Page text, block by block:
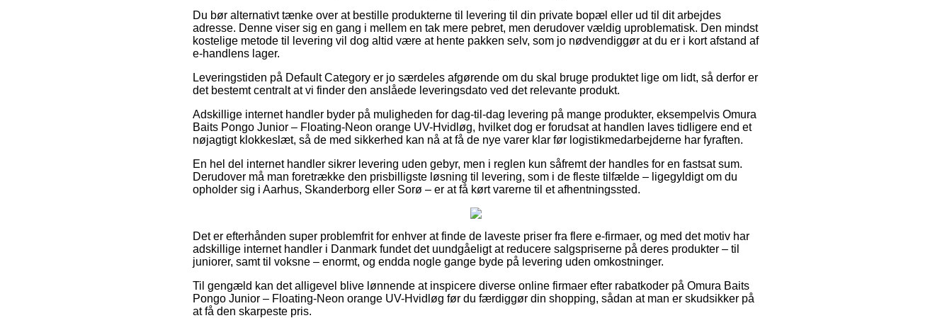
Du bør alternativt tænke over at bestille produkterne til levering til din private bopæl eller ud til dit arbejdes
adresse. Denne viser sig en gang i mellem en tak mere pebret, men derudover vældig uproblematisk. Den mindst
kostelige metode til levering vil dog altid være at hente pakken selv, som jo nødvendiggør at du er i kort afstand af
e-handlens lager.
Leveringstiden på Default Category er jo særdeles afgørende om du skal bruge produktet lige om lidt, så derfor er
det bestemt centralt at vi finder den anslåede leveringsdato ved det relevante produkt.
Adskillige internet handler byder på muligheden for dag-til-dag levering på mange produkter, eksempelvis Omura
Baits Pongo Junior – Floating-Neon orange UV-Hvidløg, hvilket dog er forudsat at handlen laves tidligere end et
nøjagtigt klokkeslæt, så de med sikkerhed kan nå at få de nye varer klar før logistikmedarbejderne har fyraften.
En hel del internet handler sikrer levering uden gebyr, men i reglen kun såfremt der handles for en fastsat sum.
Derudover må man foretrække den prisbilligste løsning til levering, som i de fleste tilfælde – ligegyldigt om du
opholder sig i Aarhus, Skanderborg eller Sorø – er at få kørt varerne til et afhentningssted.
Det er efterhånden super problemfrit for enhver at finde de laveste priser fra flere e-firmaer, og med det motiv har
adskillige internet handler i Danmark fundet det uundgåeligt at reducere salgspriserne på deres produkter – til
juniorer, samt til voksne – enormt, og endda nogle gange byde på levering uden omkostninger.
Til gengæld kan det alligevel blive lønnende at inspicere diverse online firmaer efter rabatkoder på Omura Baits
Pongo Junior – Floating-Neon orange UV-Hvidløg før du færdiggør din shopping, sådan at man er skudsikker på
at få den skarpeste pris.